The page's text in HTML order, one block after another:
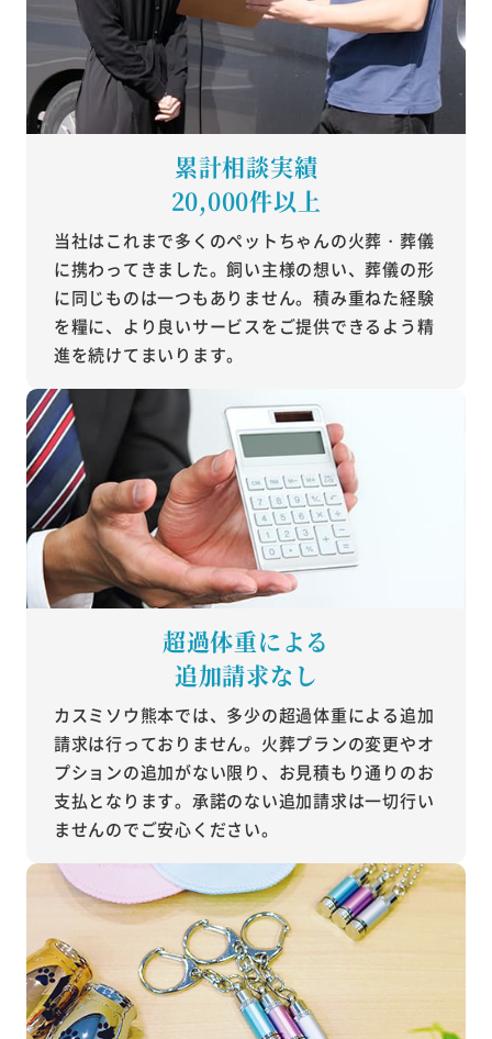
累計相談実績
20,000件以上
当社はこれまで多くのペットちゃんの火葬・葬儀
に携わってきました。飼い主様の想い、葬儀の形
に同じものは一つもありません。積み重ねた経験
を糧に、より良いサービスをご提供できるよう精
進を続けてまいります。
超過体重による
追加請求なし
カスミソウ熊本では、多少の超過体重による追加
請求は行っておりません。火葬プランの変更やオ
プションの追加がない限り、お見積もり通りのお
支払となります。承諾のない追加請求は一切行い
ませんのでご安心ください。